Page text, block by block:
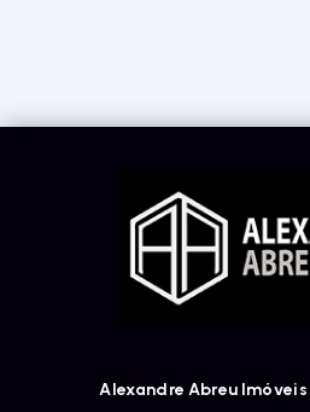
Alexandre Abreu Imóveis